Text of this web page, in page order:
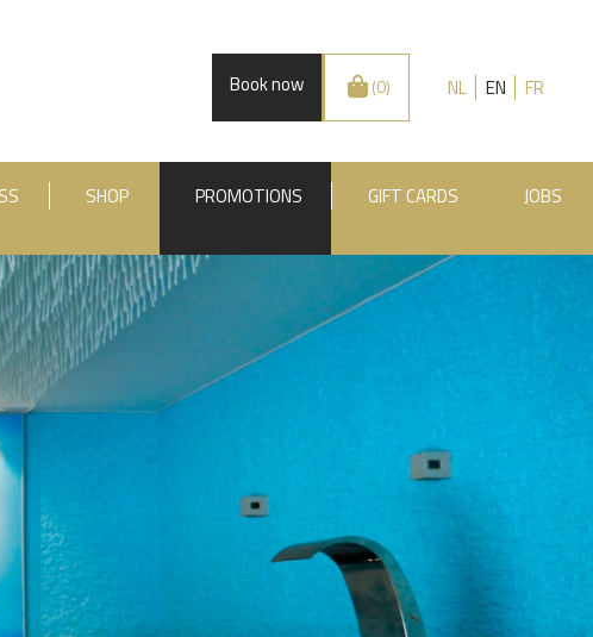
NL EN FR
Book now (0)
SHOP PROMOTIONS GIFT CARDS JOBS